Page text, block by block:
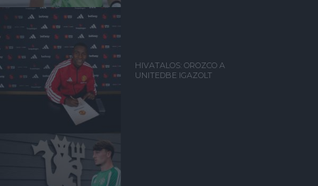
HIVATALOS: OROZCO A
UNITEDBE IGAZOLT